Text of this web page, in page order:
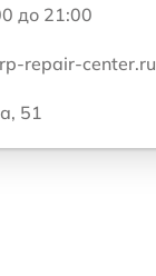
до 21:00
repair-center.ru
51